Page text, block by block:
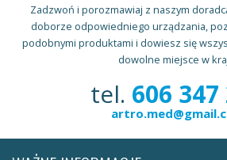
Zadzwoń i porozmawiaj z naszym
doborze odpowiedniego urządzania,
podobnymi produktami i dowiesz się
dowolne miejsce w
tel. 606 347